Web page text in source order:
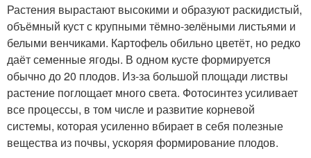
Растения вырастают высокими и образуют раскидистый,
объёмный куст с крупными тёмно-зелёными листьями и
белыми венчиками. Картофель обильно цветёт, но редко
даёт семенные ягоды. В одном кусте формируется
обычно до 20 плодов. Из-за большой площади листвы
растение поглощает много света. Фотосинтез усиливает
все процессы, в том числе и развитие корневой
системы, которая усиленно вбирает в себя полезные
вещества из почвы, ускоряя формирование плодов.